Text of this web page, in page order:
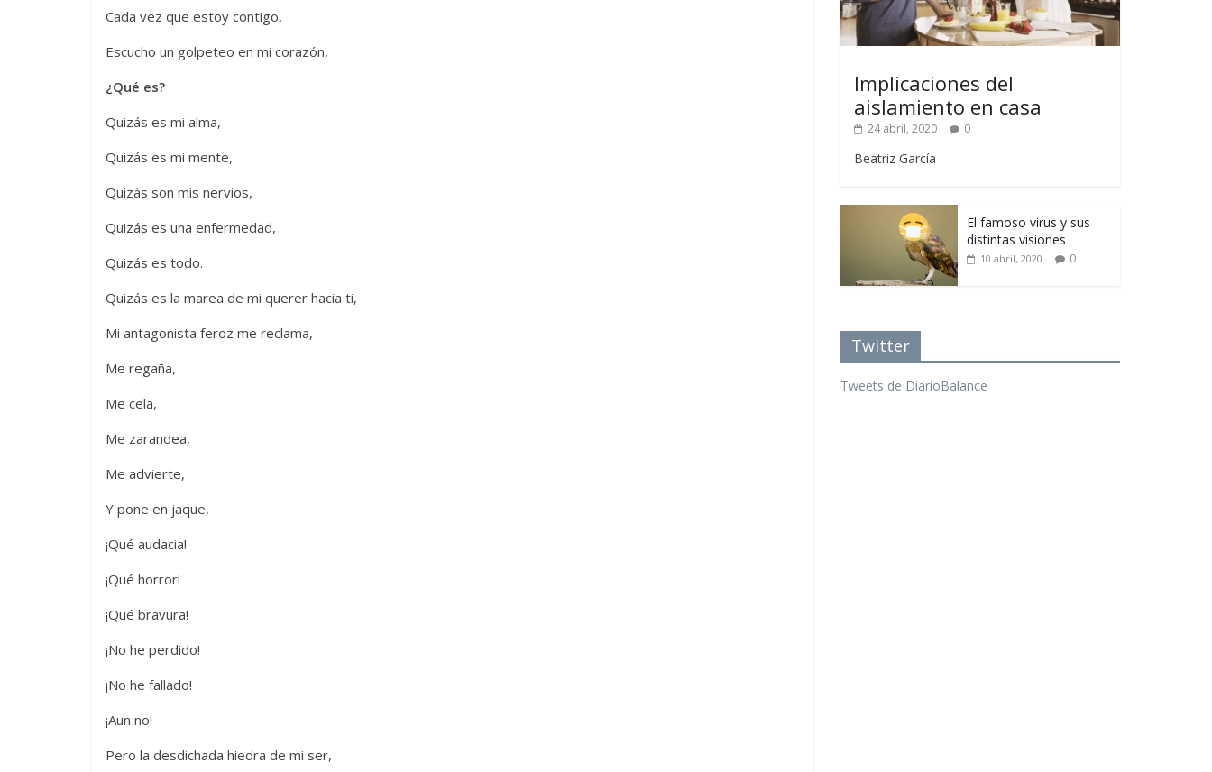
Cada vez que estoy contigo,
Escucho un golpeteo en mi corazón,
¿Qué es?
Quizás es mi alma,
Quizás es mi mente,
Quizás son mis nervios,
Quizás es una enfermedad,
Quizás es todo.
Quizás es la marea de mi querer hacia ti,
Mi antagonista feroz me reclama,
Me regaña,
Me cela,
Me zarandea,
Me advierte,
Y pone en jaque,
¡Qué audacia!
¡Qué horror!
¡Qué bravura!
¡No he perdido!
¡No he fallado!
¡Aun no!
Pero la desdichada hiedra de mi ser,
Implicaciones del
aislamiento en casa
24 abril, 2020 0
Beatriz García
El famoso virus y sus
distintas visiones
10 abril, 2020 0
Twitter
Tweets de DiarioBalance